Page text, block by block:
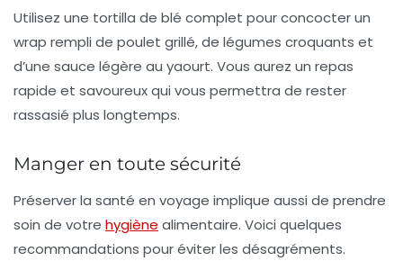
Utilisez une tortilla de blé complet pour concocter un
wrap rempli de poulet grillé, de légumes croquants et
d’une sauce légère au yaourt. Vous aurez un repas
rapide et savoureux qui vous permettra de rester
rassasié plus longtemps.
Manger en toute sécurité
Préserver la santé en voyage implique aussi de prendre
soin de votre hygiène alimentaire. Voici quelques
recommandations pour éviter les désagréments.